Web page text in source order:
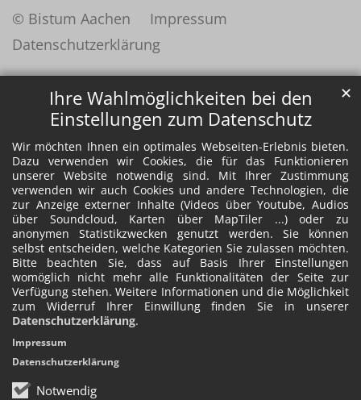
Ihre Wahlmöglichkeiten bei den
Einstellungen zum Datenschutz
Wir möchten Ihnen ein optimales Webseiten-Erlebnis bieten.
Dazu verwenden wir Cookies, die für das Funktionieren
unserer Website notwendig sind. Mit Ihrer Zustimmung
verwenden wir auch Cookies und andere Technologien, die
zur Anzeige externer Inhalte (Videos über Youtube, Audios
über Soundcloud, Karten über MapTiler ...) oder zu
anonymen Statistikzwecken genutzt werden. Sie können
selbst entscheiden, welche Kategorien Sie zulassen möchten.
Bitte beachten Sie, dass auf Basis Ihrer Einstellungen
womöglich nicht mehr alle Funktionalitäten der Seite zur
Verfügung stehen. Weitere Informationen und die Möglichkeit
zum Widerruf Ihrer Einwillung finden Sie in unserer
Datenschutzerklärung.
Notwendig
✕
Impressum
Datenschutzerklärung
© Bistum Aachen
Impressum
Datenschutzerklärung